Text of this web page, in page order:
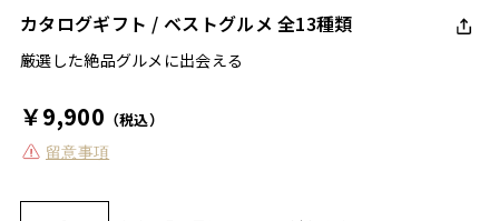
カタログギフト / ベストグルメ 全13種類
厳選した絶品グルメに出会える
￥9,900 （税込）
留意事項